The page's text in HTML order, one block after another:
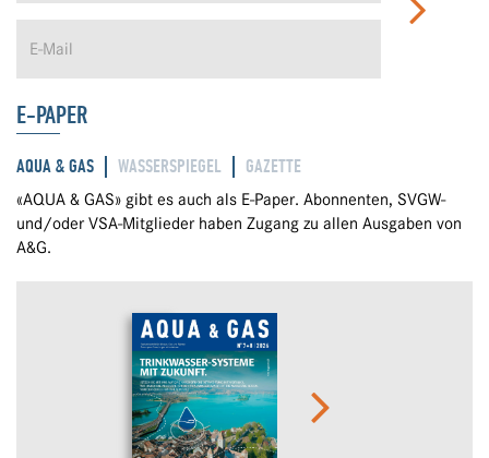
E-PAPER
AQUA & GAS WASSERSPIEGEL GAZETTE
«AQUA & GAS» gibt es auch als E-Paper. Abonnenten, SVGW-
und/oder VSA-Mitglieder haben Zugang zu allen Ausgaben von
A&G.